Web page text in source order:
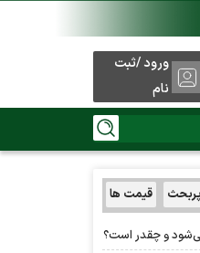
ورود /ثبت
نام
پربحث قیمت ها